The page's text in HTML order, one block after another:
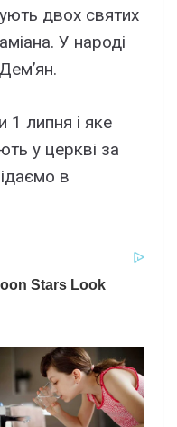
двох святих
У народі
1 липня і яке
у церкві за
в